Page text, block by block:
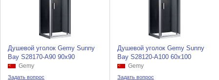
Душевой уголок Gemy Sunny
Bay S28170-A90 90x90
Gemy
Задать вопрос
Душевой уголок Gemy Sunny
Bay S28120-A100 60x100
Gemy
Задать вопрос